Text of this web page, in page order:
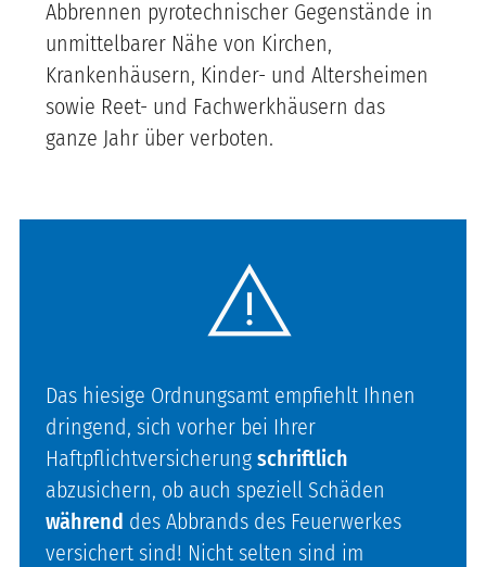
Abbrennen pyrotechnischer Gegenstände in
unmittelbarer Nähe von Kirchen,
Krankenhäusern, Kinder- und Altersheimen
sowie Reet- und Fachwerkhäusern das
ganze Jahr über verboten.
warning
Das hiesige Ordnungsamt empfiehlt Ihnen
dringend, sich vorher bei Ihrer
Haftpflichtversicherung schriftlich
abzusichern, ob auch speziell Schäden
während des Abbrands des Feuerwerkes
versichert sind! Nicht selten sind im